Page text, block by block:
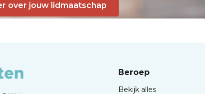
over jouw lidmaatschap
Beroep
Bekijk alles